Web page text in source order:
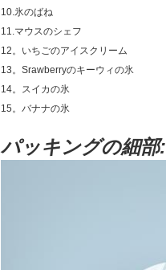
10.氷のばね
11.マウスのシェフ
12。いちごのアイスクリーム
13。Srawberryのキーウィの氷
14。スイカの氷
15。バナナの氷
パッキングの細部: